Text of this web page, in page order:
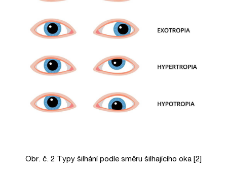
Obr. č. 2 Typy šilhání podle směru šilhajícího oka [2]